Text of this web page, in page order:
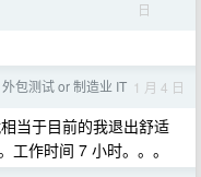
日
包测试 or 制造业 IT 1 月 4 日
当于目前的我退出舒适
工作时间 7 小时。。。